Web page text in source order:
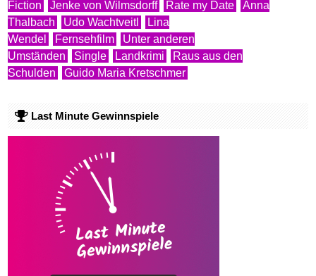
Fiction Jenke von Wilmsdorff Rate my Date
Anna
Thalbach
Udo Wachtveitl
Lina
Wendel
Fernsehfilm
Unter anderen
Umständen
Single Landkrimi
Raus aus den
Schulden
Guido Maria Kretschmer
Last Minute Gewinnspiele